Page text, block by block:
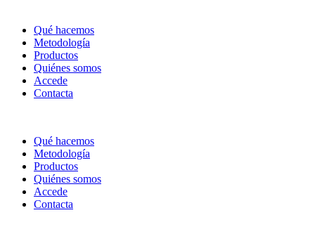
Qué hacemos
Metodología
Productos
Quiénes somos
Accede
Contacta
Qué hacemos
Metodología
Productos
Quiénes somos
Accede
Contacta